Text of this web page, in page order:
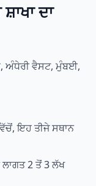
ਦਾ
ਅੰਧੇਰੀ ਵੈਸਟ, ਮੁੰਬਈ,
ਇਹ ਤੀਜੇ ਸਥਾਨ
ਲਾਗਤ 2 ਤੋਂ 3 ਲੱਖ